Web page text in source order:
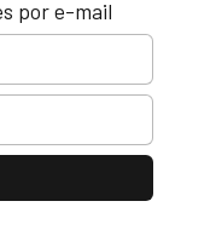
por e-mail